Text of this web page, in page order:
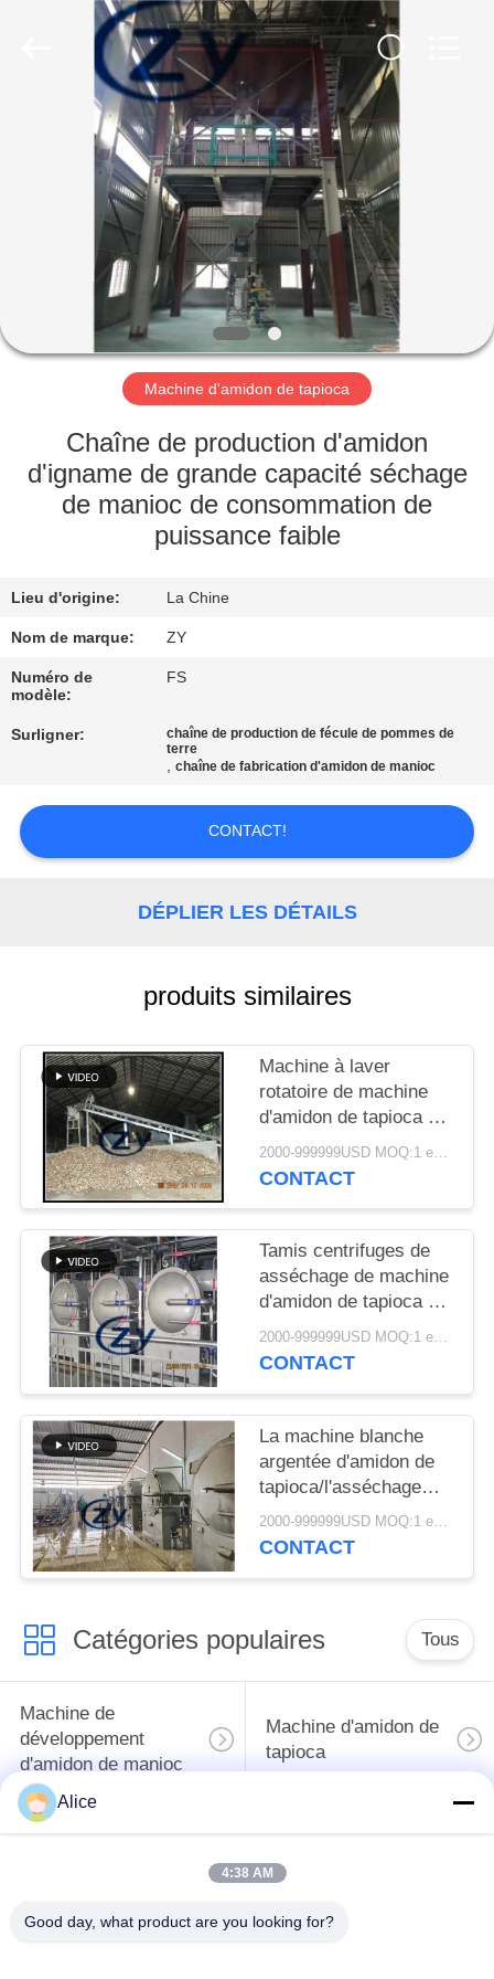
MAISON
PRODUITS
SUJET
DES
USA
VISITE
D'USINE
CONTRÔLE
QUALITÉ
CONTACTEZ-
DEMANDEZ
CITATION
DU
SITE
PRIVACY
POLICY
Machine d'amidon de tapioca
Chaîne de production d'amidon
d'igname de grande capacité séchage
de manioc de consommation de
puissance faible
Lieu d'origine: La Chine
Nom de marque: ZY
Numéro de
modèle:
FS
Surligner:
chaîne de production de fécule de pommes de
terre
,chaîne de fabrication d'amidon de manioc
CONTACT!
DÉPLIER LES DÉTAILS
produits similaires
Machine à laver
rotatoire de machine
d'amidon de tapioca de
grande
capacité/tambour
2000-999999USD MOQ:1 ensemble
CONTACT
Tamis centrifuges de
asséchage de machine
d'amidon de tapioca de
fibre multifonctionnels 2000-999999USD MOQ:1 ensemble
CONTACT
La machine blanche
argentée d'amidon de
tapioca/l'asséchage
tamise fonctionnel
multi
2000-999999USD MOQ:1 ensemble
CONTACT
Catégories populaires Tous
Machine de
développement
d'amidon de manioc
Machine d'amidon de
tapioca
Machine de
farine de manioc
Alice
4:38 AM
Good day, what product are you looking for?